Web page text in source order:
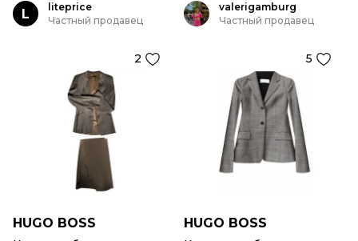
L
liteprice
Частный продавец
2
HUGO BOSS
valerigamburg
Частный продавец
5
HUGO BOSS